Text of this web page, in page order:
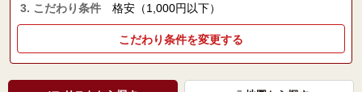
3. こだわり条件 格安（1,000円以下）
こだわり条件を変更する